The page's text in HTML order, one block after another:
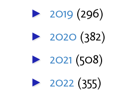
► 2019 (296)
► 2020 (382)
► 2021 (508)
► 2022 (355)